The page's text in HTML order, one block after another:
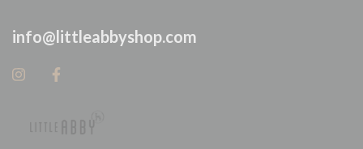
info@littleabbyshop.com